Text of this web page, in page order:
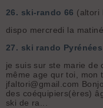
26. ski-rando 66 (altori
dispo mercredi la
27. ski rando Pyrénées
je suis sur ste marie de
même age qur toi, mon
jfaltori@gmail.com
des coéquipiers(ères)
ski de ra...